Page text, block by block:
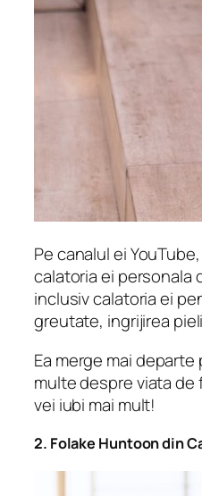
Pe canalul ei
calatoria ei personala
inclusiv calatoria ei
greutate, ingrijirea
Ea merge mai
multe despre viata de
vei iubi mai mult!
2. Folake Huntoon din